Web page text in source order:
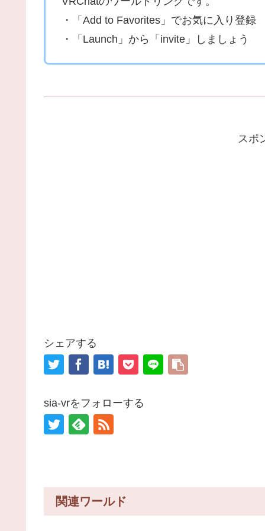
・「Add to Favorites」でお気に入り登録
・「Launch」から「invite」しましょう
スポ
シェアする
sia-vrをフォローする
関連ワールド